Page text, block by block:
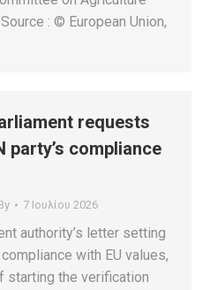
: © European Union,
requests
compliance
7 Ιουλίου 2026
authority’s letter setting
with EU values,
starting the verification